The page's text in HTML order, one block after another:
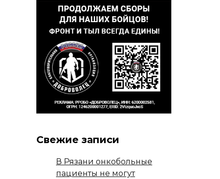
Свежие записи
В Рязани онкобольные
пациенты не могут